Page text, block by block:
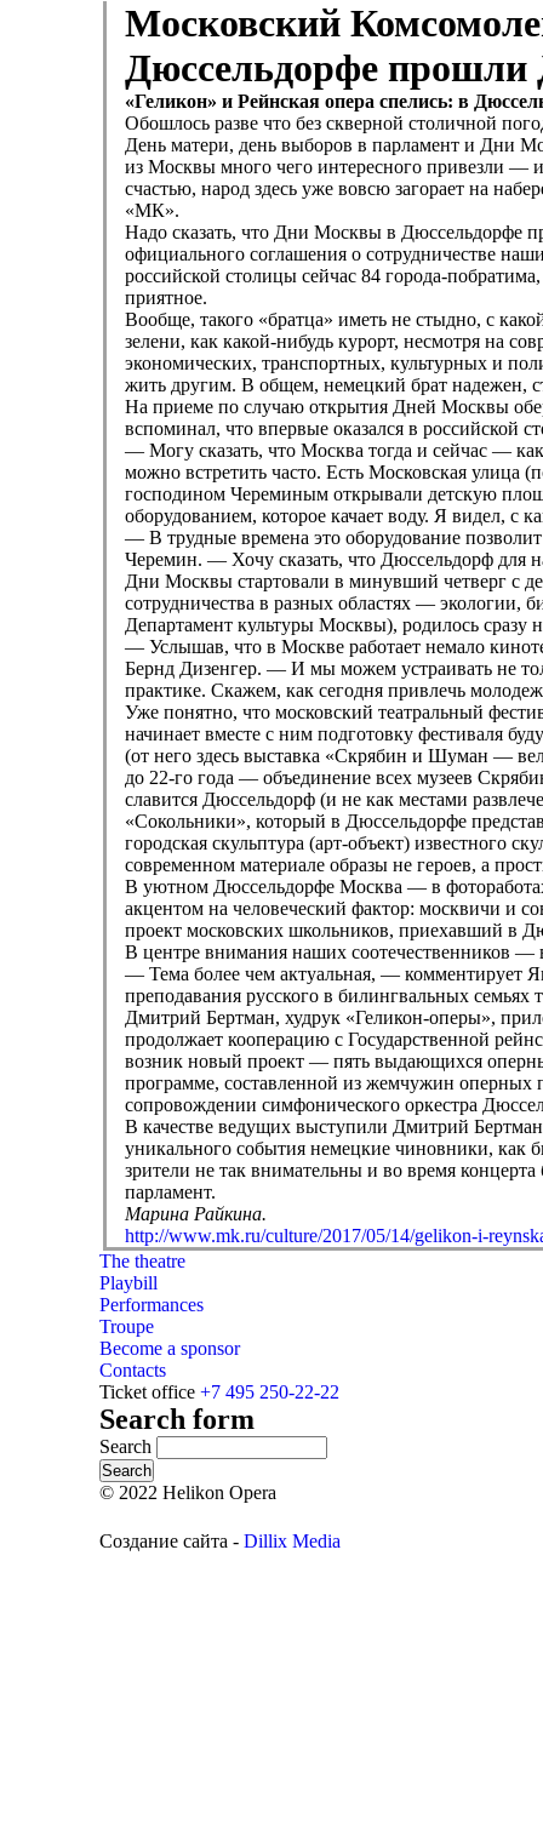
Московский
Дюссельдорфе
«Геликон» и Рейнская опера спелись: в
Обошлось разве что без скверной столичной
День матери, день выборов в парламент и Дни
из Москвы много чего интересного привезли —
счастью, народ здесь уже вовсю загорает на
«МК».
Надо сказать, что Дни Москвы в Дюссельдорфе
официального соглашения о сотрудничестве
российской столицы сейчас 84 города-
приятное.
Вообще, такого «братца» иметь не стыдно, с
зелени, как какой-нибудь курорт, несмотря на
экономических, транспортных, культурных и
жить другим. В общем, немецкий брат надежен,
На приеме по случаю открытия Дней Москвы
вспоминал, что впервые оказался в российской
— Могу сказать, что Москва тогда и сейчас —
можно встретить часто. Есть Московская улица
господином Череминым открывали детскую
оборудованием, которое качает воду. Я видел, с
— В трудные времена это оборудование
Черемин. — Хочу сказать, что Дюссельдорф для
Дни Москвы стартовали в минувший четверг с
сотрудничества в разных областях — экологии,
Департамент культуры Москвы), родилось сразу
— Услышав, что в Москве работает немало
Бернд Дизенгер. — И мы можем устраивать не
практике. Скажем, как сегодня привлечь
Уже понятно, что московский театральный
начинает вместе с ним подготовку фестиваля
(от него здесь выставка «Скрябин и Шуман —
до 22-го года — объединение всех музеев
славится Дюссельдорф (и не как местами
«Сокольники», который в Дюссельдорфе
городская скульптура (арт-объект) известного
современном материале образы не героев, а
В уютном Дюссельдорфе Москва — в
акцентом на человеческий фактор: москвичи и
проект московских школьников, приехавший в
В центре внимания наших соотечественников —
— Тема более чем актуальная, — комментирует
преподавания русского в билингвальных семьях
Дмитрий Бертман, худрук «Геликон-оперы»,
продолжает кооперацию с Государственной
возник новый проект — пять выдающихся
программе, составленной из жемчужин оперных
сопровождении симфонического оркестра
В качестве ведущих выступили Дмитрий
уникального события немецкие чиновники, как
зрители не так внимательны и во время
парламент.
Марина Райкина.
http://www.mk.ru/culture/2017/05/14/gelikon-i-
The theatre
Playbill
Performances
Troupe
Become a sponsor
Contacts
Ticket office +7 495 250-22-22
Search form
Search
© 2022 Helikon Opera
Создание сайта - Dillix Media